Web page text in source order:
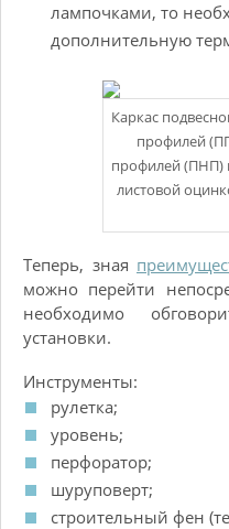
лампочками, то
дополнительную
Каркас
профилей
профилей (ПНП)
листовой
Теперь, зная
можно перейти
необходимо
установки.
Инструменты:
рулетка;
уровень;
перфоратор;
шуруповерт;
строительный фен